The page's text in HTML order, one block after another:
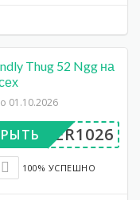
Thug 52 Ngg на
01.10.2026
UPER1026
100% УСПЕШНО